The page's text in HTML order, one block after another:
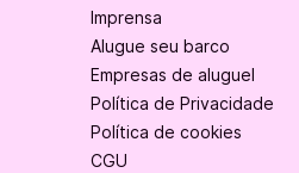
Imprensa
Alugue seu barco
Empresas de aluguel
Política de Privacidade
Política de cookies
CGU